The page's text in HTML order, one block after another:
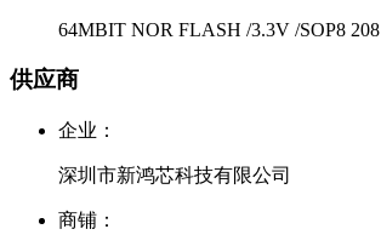
64MBIT NOR FLASH /3.3V /SOP8 208
供应商
企业：
深圳市新鸿芯科技有限公司
商铺：